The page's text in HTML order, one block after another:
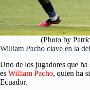
(Photo by
William Pacho clave en la
Uno de los jugadores que
es William Pacho, quien ha
Ecuador.